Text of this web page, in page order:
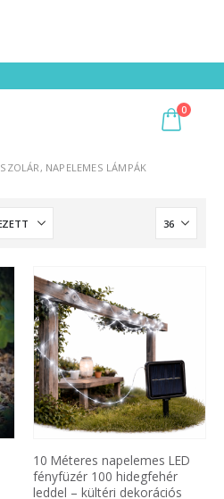
0
SZOLÁR, NAPELEMES LÁMPÁK
10 Méteres napelemes LED
fényfüzér 100 hidegfehér
leddel – kültéri dekorációs